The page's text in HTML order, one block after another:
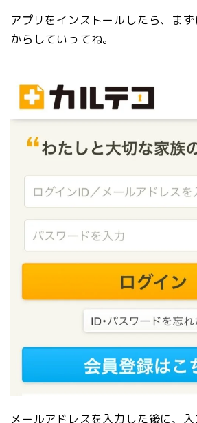
アプリをインストールしたら、ま
からしていってね。
メールアドレスを入力した後に、